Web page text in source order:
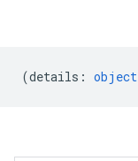
(details : object